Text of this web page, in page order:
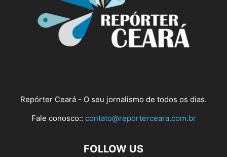
Repórter Ceará - O seu jornalismo de todos os dias.
Fale conosco:: contato@reporterceara.com.br
FOLLOW US